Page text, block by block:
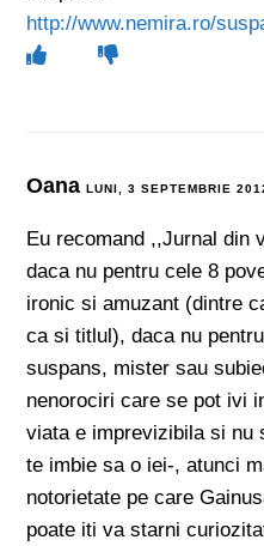
http://www.nemira.ro/
OanaLUNI, 3 SEPTEMBRIE
Eu recomand ,,Jurnal din
daca nu pentru cele 8
ironic si amuzant (dintre
ca si titlul), daca nu
suspans, mister sau
nenorociri care se pot ivi
viata e imprevizibila si nu
te imbie sa o iei-, atunci
notorietate pe care
poate iti va starni